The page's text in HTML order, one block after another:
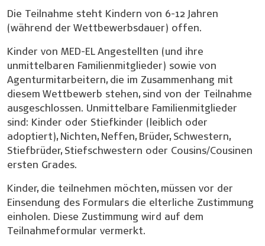
Die Teilnahme steht Kindern von 6-12 Jahren
(während der Wettbewerbsdauer) offen.
Kinder von MED-EL Angestellten (und ihre
unmittelbaren Familienmitglieder) sowie von
Agenturmitarbeitern, die im Zusammenhang mit
diesem Wettbewerb stehen, sind von der Teilnahme
ausgeschlossen. Unmittelbare Familienmitglieder
sind: Kinder oder Stiefkinder (leiblich oder
adoptiert), Nichten, Neffen, Brüder, Schwestern,
Stiefbrüder, Stiefschwestern oder Cousins/Cousinen
ersten Grades.
Kinder, die teilnehmen möchten, müssen vor der
Einsendung des Formulars die elterliche Zustimmung
einholen. Diese Zustimmung wird auf dem
Teilnahmeformular vermerkt.